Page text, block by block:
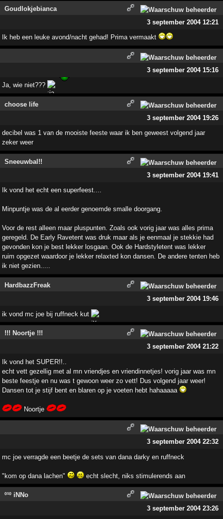
Goudlokjebianca
3 september 2004 12:21
Ik heb een leuke avond/nacht gehad! Prima vermaakt
3 september 2004 15:16
Ja, wie niet???
choose life
3 september 2004 19:26
decibel was 1 van de mooiste feeste waar ik ben geweest volgend jaar
zeker weer
Sneeuwbal!!
3 september 2004 19:41
Ik vond het echt een superfeest....
Minpuntje was de al eerder genoemde smalle doorgang.
Voor de rest alleen maar pluspunten. Zoals ook vorig jaar was alles prima
geregeld. De Early Ravetent was druk maar als je eenmaal je stekkie had
gevonden kon je best lekker losgaan. Ook de Hardstyletent was lekker
ruim opgezet waardoor je lekker relaxted kon dansen. De andere tenten heb
ik niet gezien.....
HardbazzFreak
3 september 2004 19:46
ik vond mc joe bij ruffneck kut
!!! Noortje !!!
3 september 2004 21:22
Ik vond het SUPER!!..
echt vett gezellig met al mn vriendjes en vriendinnetjes! vorig jaar was mn
beste feestje en nu was t gewoon weer zo vett! Dus volgend jaar weer!
Dansen tot je stijf bent en blaren op je voeten hebt hahaaaaa
Noortje
3 september 2004 22:32
mc joe verragde een beetje de sets van dana darky en ruffneck
"kom op dana lachen" echt slecht, niks stimulerends aan
º¹º iNNo
3 september 2004 23:26